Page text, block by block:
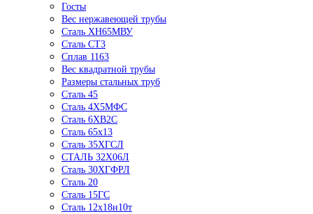
Госты
Вес нержавеющей трубы
Сталь ХН65МВУ
Сталь СТ3
Сплав 1163
Вес квадратной трубы
Размеры стальных труб
Сталь 45
Сталь 4Х5МФС
Сталь 6ХВ2С
Сталь 65х13
Сталь 35ХГСЛ
СТАЛЬ 32Х06Л
Сталь 30ХГФРЛ
Сталь 20
Сталь 15ГС
Сталь 12х18н10т